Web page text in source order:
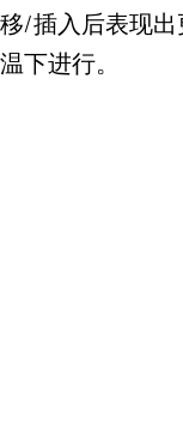
/插入后表现
下进行。
/高